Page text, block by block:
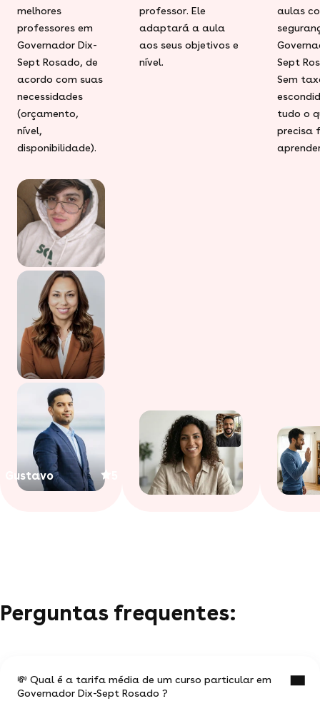
melhores
professores em
Governador Dix-
Sept Rosado, de
acordo com suas
necessidades
(orçamento,
nível,
disponibilidade).
Gustavo
professor. Ele
adaptará a aula
aos seus objetivos e
nível.
aulas
Sept
Sem
tudo o
precisa
Perguntas frequentes:
💸 Qual é a tarifa média de um curso particular em
Governador Dix-Sept Rosado ?